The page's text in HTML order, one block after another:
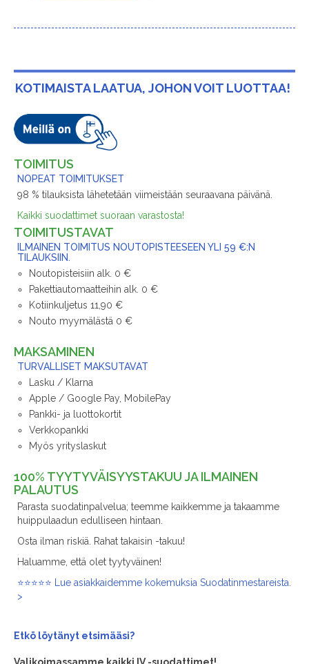
KOTIMAISTA LAATUA, JOHON VOIT LUOTTAA!
TOIMITUS
NOPEAT TOIMITUKSET
98 % tilauksista lähetetään viimeistään seuraavana päivänä.
Kaikki suodattimet suoraan varastosta!
TOIMITUSTAVAT
ILMAINEN TOIMITUS NOUTOPISTEESEEN YLI 59 €:N
TILAUKSIIN.
Noutopisteisiin alk. 0 €
Pakettiautomaatteihin alk. 0 €
Kotiinkuljetus 11,90 €
Nouto myymälästä 0 €
MAKSAMINEN
TURVALLISET MAKSUTAVAT
Lasku / Klarna
Apple / Google Pay, MobilePay
Pankki- ja luottokortit
Verkkopankki
Myös yrityslaskut
100% TYYTYVÄISYYSTAKUU JA ILMAINEN
PALAUTUS
Parasta suodatinpalvelua; teemme kaikkemme ja takaamme
huippulaadun edulliseen hintaan.
Osta ilman riskiä. Rahat takaisin -takuu!
Haluamme, että olet tyytyväinen!
⭐⭐⭐⭐⭐ Lue asiakkaidemme kokemuksia Suodatinmestareista.
>
Etkö löytänyt etsimääsi?
Valikoimassamme kaikki IV -suodattimet!